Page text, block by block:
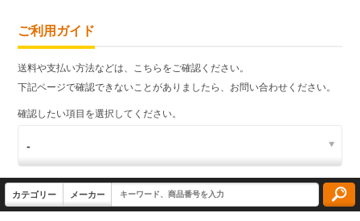
ご利用ガイド
送料や支払い方法などは、こちらをご確認ください。
下記ページで確認できないことがありましたら、お問い合わせください。
確認したい項目を選択してください。